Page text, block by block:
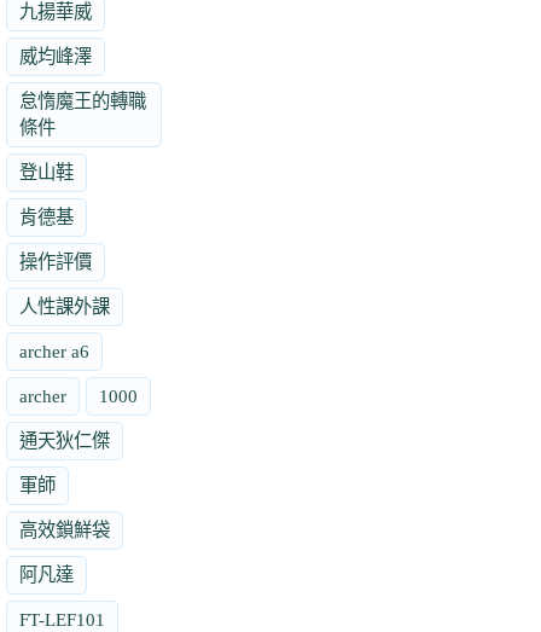
九揚華威
威均峰澤
怠惰魔王的轉職
條件
登山鞋
肯德基
操作評價
人性課外課
archer a6
archer 1000
通天狄仁傑
軍師
高效鎖鮮袋
阿凡達
FT-LEF101